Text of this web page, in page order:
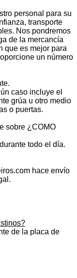
personal para su
transporte
Nos pondremos
de la mercancía
que es mejor para
un número
caso incluye el
grúa u otro medio
o puertas.
sobre ¿COMO
todo el día.
hace envío
de la placa de